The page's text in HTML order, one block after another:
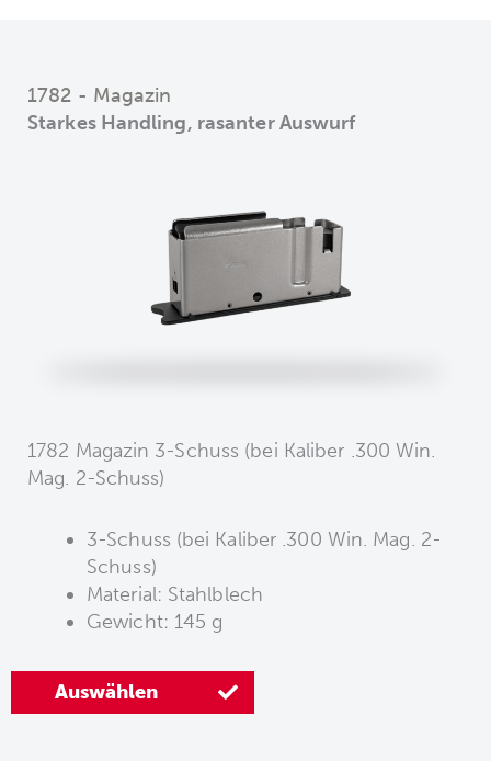
1782 - Magazin
Starkes Handling, rasanter Auswurf
1782 Magazin 3-Schuss (bei Kaliber .300 Win.
Mag. 2-Schuss)
3-Schuss (bei Kaliber .300 Win. Mag. 2-
Schuss)
Material: Stahlblech
Gewicht: 145 g
Auswählen